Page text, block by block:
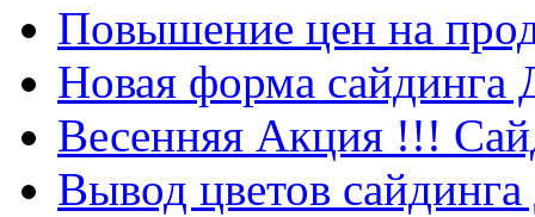
Повышение цен на
Новая форма
Весенняя Акция !!!
Вывод цветов